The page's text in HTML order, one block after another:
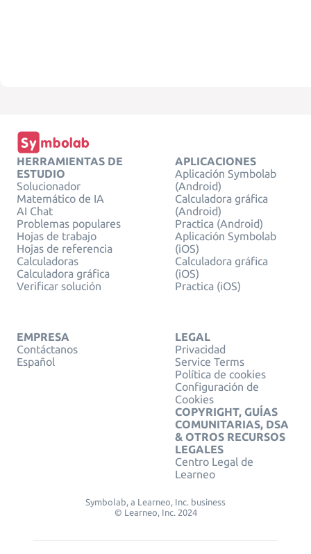
HERRAMIENTAS DE
ESTUDIO
Solucionador
Matemático de IA
AI Chat
Problemas populares
Hojas de trabajo
Hojas de referencia
Calculadoras
Calculadora gráfica
Verificar solución
APLICACIONES
Aplicación Symbolab
(Android)
Calculadora gráfica
(Android)
Practica (Android)
Aplicación Symbolab
(iOS)
Calculadora gráfica
(iOS)
Practica (iOS)
EMPRESA
Contáctanos
Español
LEGAL
Privacidad
Service Terms
Política de cookies
Configuración de
Cookies
COPYRIGHT, GUÍAS
COMUNITARIAS, DSA
& OTROS RECURSOS
LEGALES
Centro Legal de
Learneo
Symbolab, a Learneo, Inc. business
© Learneo, Inc. 2024